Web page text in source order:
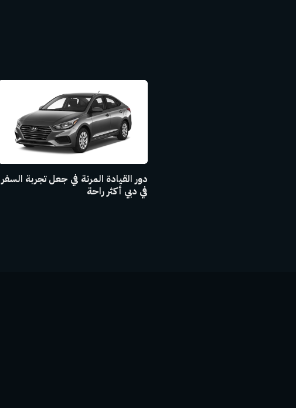
دور القيادة المرنة في جعل تجربة السفر
في دبي أكثر راحة